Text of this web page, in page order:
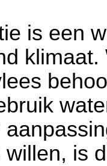
is een
is